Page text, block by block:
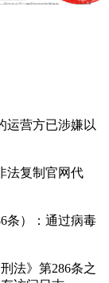
营方已涉嫌以
复制官网代
）：通过病毒
法》第286条之